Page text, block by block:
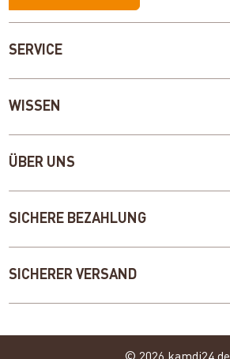
SERVICE
WISSEN
ÜBER UNS
SICHERE BEZAHLUNG
SICHERER VERSAND